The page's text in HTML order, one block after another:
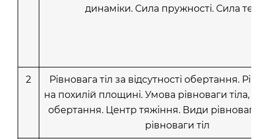
динаміки. Сила пружності. Сила
2
Рівновага тіл за відсутності обертання.
на похилій площині. Умова рівноваги тіла,
обертання. Центр тяжіння. Види рівноваги.
рівноваги тіл